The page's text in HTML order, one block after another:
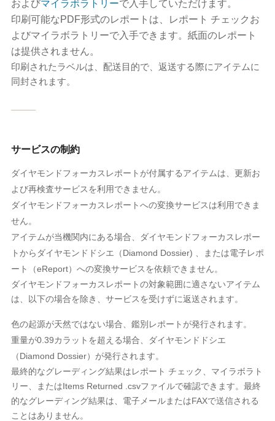
およびマイラボラトリーで入手していただけます。
印刷可能なPDF形式のレポートは、レポート チェックお
よびマイラボラトリーで入手できます。紙面のレポート
は提供されません。
印刷されたラベルは、配送目的で、返送する際にアイテムに
同封されます。
サービスの制約
ダイヤモンドフォーカスレポートが付属するアイテムは、更新お
よび再検査サービスを利用できません。
ダイヤモンドフォーカスレポートへの変換サービスは利用できま
せん。
アイテムが当機関内にある場合、ダイヤモンドフォーカスレポー
トからダイヤモンドドシエ（Diamond Dossier) 、または電子レポ
ート（eReport）への変換サービスを依頼できません。
ダイヤモンドフォーカスレポートの対象範囲に適さないアイテム
は、以下の場合を除き、サービスを受けずに返送されます。
色の起源が天然ではない場合、鑑別レポートが発行されます。
重量が0.39カラットを超える場合、ダイヤモンドドシエ
（Diamond Dossier）が発行されます。
最終的なグレーディング結果はレポート チェック、マイラボラト
リー、またはItems Returned .csvファイルで確認できます。最終
的なグレーディング結果は、電子メールまたはFAXで送信される
ことはありません。